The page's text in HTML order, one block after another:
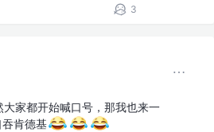
3
家都开始喊口号，那我也来一
肯德基